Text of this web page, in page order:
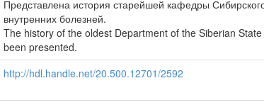
Представлена история старейшей кафедры
внутренних болезней.
The history of the oldest Department of the Siberian
been presented.
http://hdl.handle.net/20.500.12701/2592